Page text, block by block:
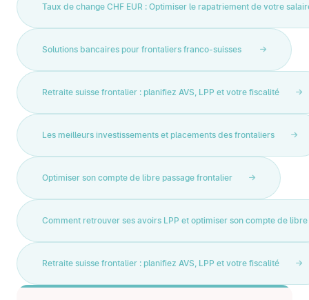
Taux de change CHF EUR : Optimiser le rapatriement de votre
Solutions bancaires pour frontaliers franco-suisses
Retraite suisse frontalier : planifiez AVS, LPP et votre fiscalité
Les meilleurs investissements et placements des frontaliers
Optimiser son compte de libre passage frontalier
Comment retrouver ses avoirs LPP et optimiser son compte de libre
Retraite suisse frontalier : planifiez AVS, LPP et votre fiscalité